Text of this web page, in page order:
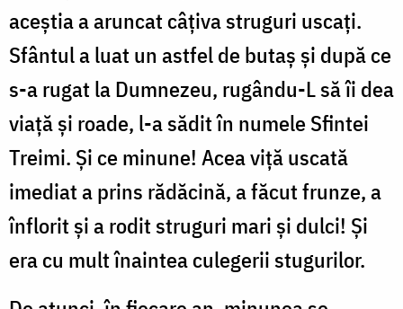
aceştia a aruncat câţiva struguri uscaţi.
Sfântul a luat un astfel de butaş şi după ce
s-a rugat la Dumnezeu, rugându-L să îi dea
viaţă şi roade, l-a sădit în numele Sfintei
Treimi. Şi ce minune! Acea viţă uscată
imediat a prins rădăcină, a făcut frunze, a
înflorit şi a rodit struguri mari şi dulci! Şi
era cu mult înaintea culegerii stugurilor.